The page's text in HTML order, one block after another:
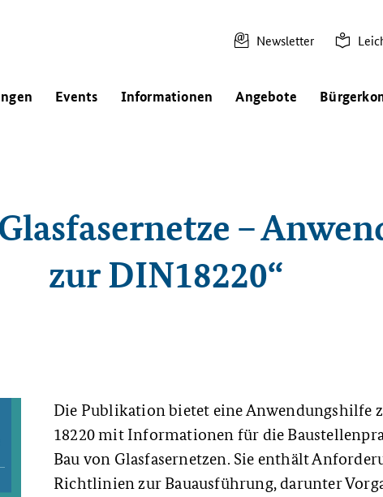
Newsletter
Events Informationen Angebote
–
zur DIN18220“
Die Publikation bietet eine Anwendungshilfe
18220 mit Informationen für die
Bau von Glasfasernetzen. Sie enthält
Richtlinien zur Bauausführung, darunter